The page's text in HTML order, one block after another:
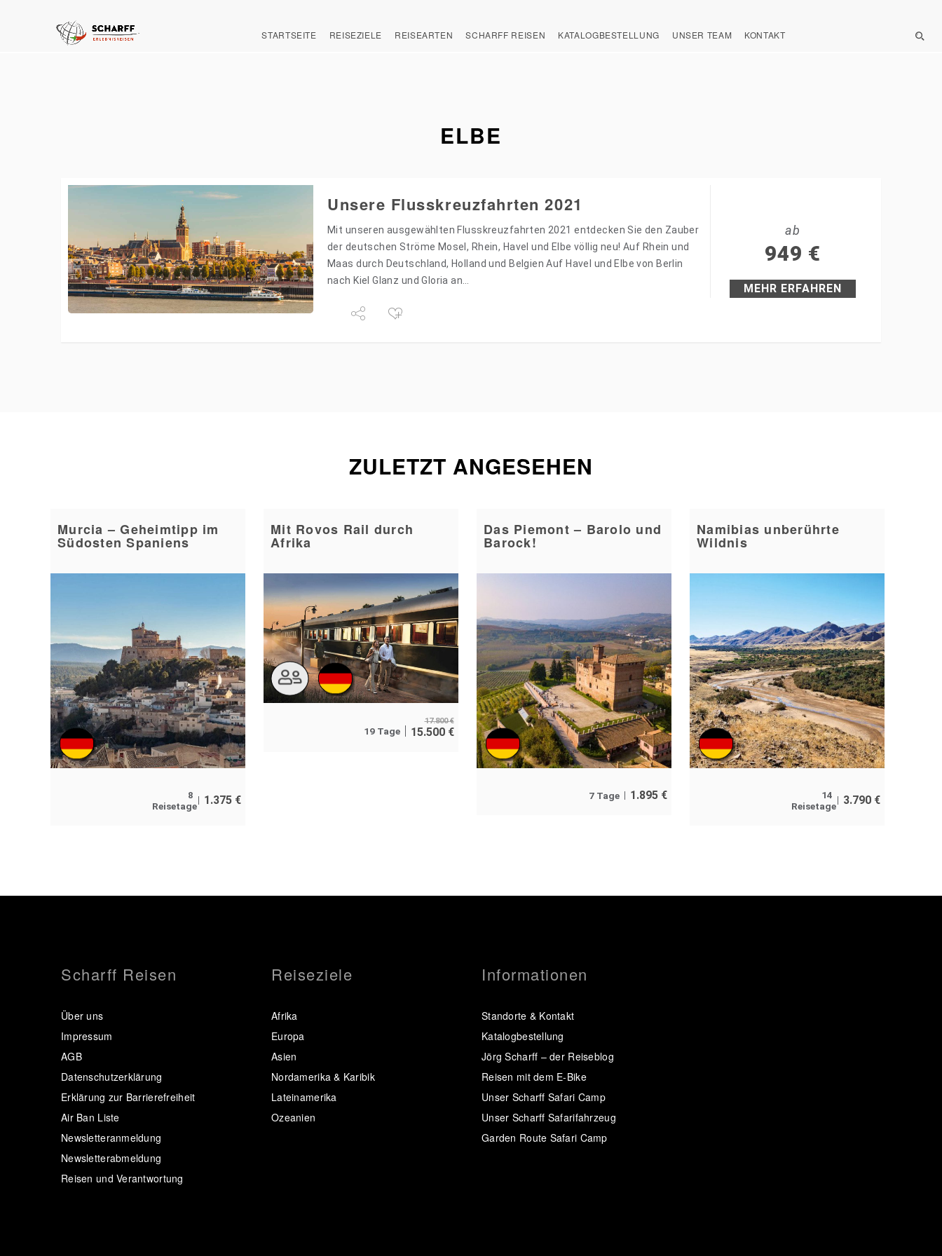
STARTSEITE REISEZIELE REISEARTEN SCHARFF REISEN KATALOGBESTELLUNG UNSER TEAM KONTAKT
ELBE
Unsere Flusskreuzfahrten 2021
Mit unseren ausgewählten Flusskreuzfahrten 2021 entdecken Sie den Zauber
der deutschen Ströme Mosel, Rhein, Havel und Elbe völlig neu! Auf Rhein und
Maas durch Deutschland, Holland und Belgien Auf Havel und Elbe von Berlin
nach Kiel Glanz und Gloria an…
ab
949 €
MEHR ERFAHREN
ZULETZT ANGESEHEN
Murcia – Geheimtipp im
Südosten Spaniens
8
Reisetage
1.375 €
Mit Rovos Rail durch
Afrika
19 Tage
17.800 €
15.500 €
Das Piemont – Barolo und
Barock!
7 Tage 1.895 €
Namibias unberührte
Wildnis
14
Reisetage
3.790 €
Scharff Reisen
Über uns
Impressum
AGB
Datenschutzerklärung
Erklärung zur Barrierefreiheit
Air Ban Liste
Newsletteranmeldung
Newsletterabmeldung
Reisen und Verantwortung
Reiseziele
Afrika
Europa
Asien
Nordamerika & Karibik
Lateinamerika
Ozeanien
Informationen
Standorte & Kontakt
Katalogbestellung
Jörg Scharff – der Reiseblog
Reisen mit dem E-Bike
Unser Scharff Safari Camp
Unser Scharff Safarifahrzeug
Garden Route Safari Camp